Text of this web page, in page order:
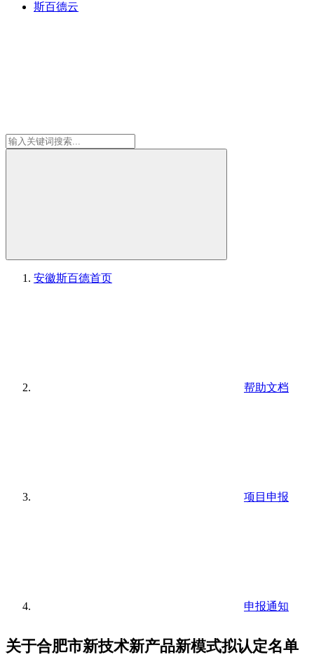
斯百德云
安徽斯百德首页
帮助文档
项目申报
申报通知
关于合肥市新技术新产品新模式拟认定名单